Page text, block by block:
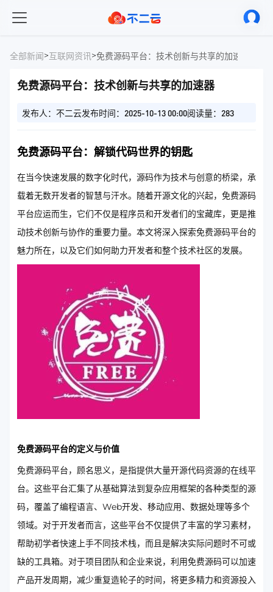
全部新闻>互联网资讯>免费源码平台：技术创新与共享的加速器
免费源码平台：技术创新与共享的加速器
发布人：不二云发布时间：2025-10-13 00:00阅读量：283
免费源码平台：解锁代码世界的钥匙
在当今快速发展的数字化时代，源码作为技术与创意的桥梁，承
载着无数开发者的智慧与汗水。随着开源文化的兴起，免费源码
平台应运而生，它们不仅是程序员和开发者们的宝藏库，更是推
动技术创新与协作的重要力量。本文将深入探索免费源码平台的
魅力所在，以及它们如何助力开发者和整个技术社区的发展。
免费源码平台的定义与价值
免费源码平台，顾名思义，是指提供大量开源代码资源的在线平
台。这些平台汇集了从基础算法到复杂应用框架的各种类型的源
码，覆盖了编程语言、Web开发、移动应用、数据处理等多个
领域。对于开发者而言，这些平台不仅提供了丰富的学习素材，
帮助初学者快速上手不同技术栈，而且是解决实际问题时不可或
缺的工具箱。对于项目团队和企业来说，利用免费源码可以加速
产品开发周期，减少重复造轮子的时间，将更多精力和资源投入